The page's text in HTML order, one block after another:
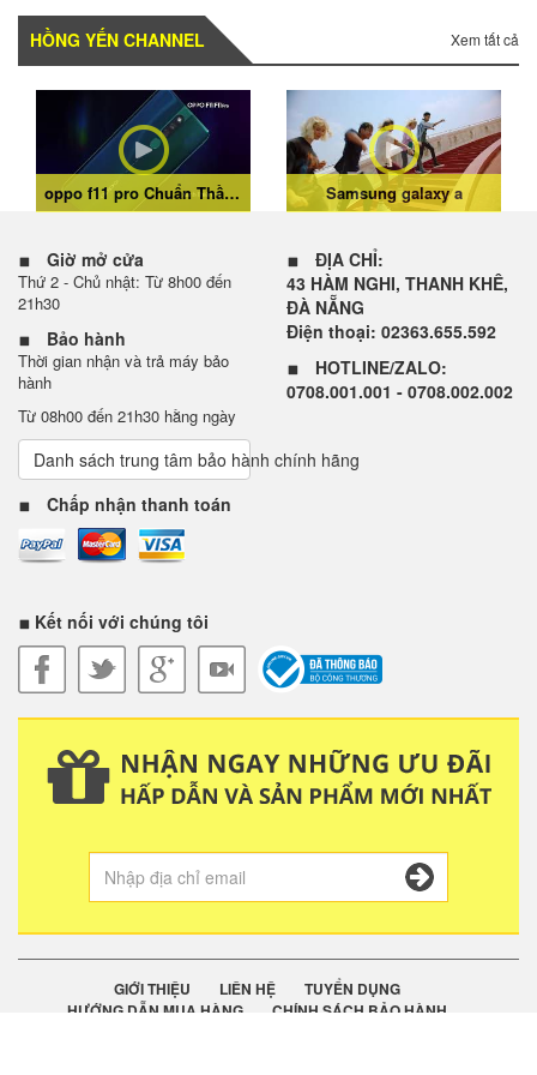
5 còn được trang bị khả năng kháng nước IPX8, cho phép máy
vẫn hoạt động tốt ở độ sâu 1.5m nước ngọt trong tối đa 30 phút.
nói, đây là chuẩn kháng nước hàng đầu thế giới trên smartphone
gập mà chỉ được tìm thấy ở Galaxy Z Flip5 của Samsung.
Màn hình phụ siêu lớn, bản lề không kẽ hở
Màn hình ngoài 3.4 inch giúp mở rộng không gian hiển thị tối đa
gian hiển thị một cách tối đa. Nhờ vậy, bạn có thể làm được nhiều
việc rất nhanh chóng, thuận tiện mà không phải mở máy ra.
Với màn hình Flex Window, bạn có thể tạo ra những hình nền yêu
thích
HỒNG YẾN CHANNEL Xem tất cả
oppo f11 pro Chuẩn Thần Thái Sáng Chân Dung Samsung galaxy a
Giờ mở cửa
Thứ 2 - Chủ nhật: Từ 8h00 đến
21h30
Bảo hành
Thời gian nhận và trả máy bảo
hành
Từ 08h00 đến 21h30 hằng ngày
Danh sách trung tâm bảo hành chính hãng
Chấp nhận thanh toán
ĐỊA CHỈ:
43 HÀM NGHI, THANH KHÊ,
ĐÀ NẴNG
Điện thoại: 02363.655.592
HOTLINE/ZALO:
0708.001.001 - 0708.002.002
Kết nối với chúng tôi
GIỚI THIỆU LIÊN HỆ
TUYỂN DỤNG
HƯỚNG DẪN MUA HÀNG
CHÍNH SÁCH BẢO HÀNH